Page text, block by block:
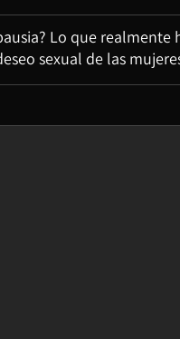
Lo que realmente
sexual de las